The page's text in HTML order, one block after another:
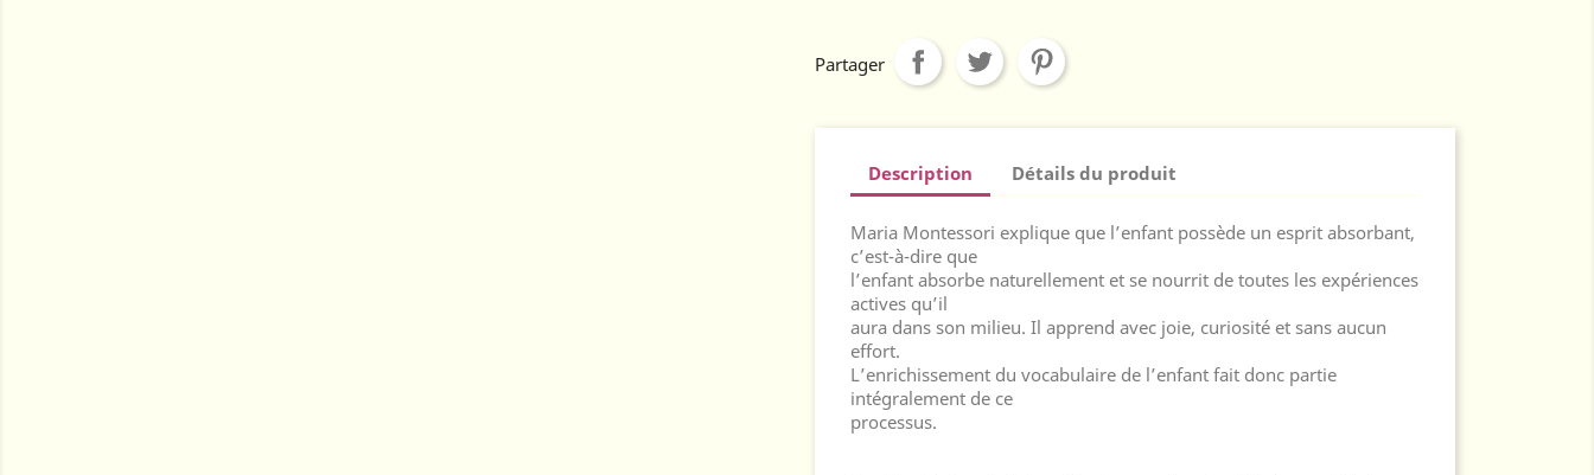
Partager
Description Détails du produit
Maria Montessori explique que l’enfant possède un esprit absorbant,
c’est-à-dire que
l’enfant absorbe naturellement et se nourrit de toutes les expériences
actives qu’il
aura dans son milieu. Il apprend avec joie, curiosité et sans aucun
effort.
L’enrichissement du vocabulaire de l’enfant fait donc partie
intégralement de ce
processus.